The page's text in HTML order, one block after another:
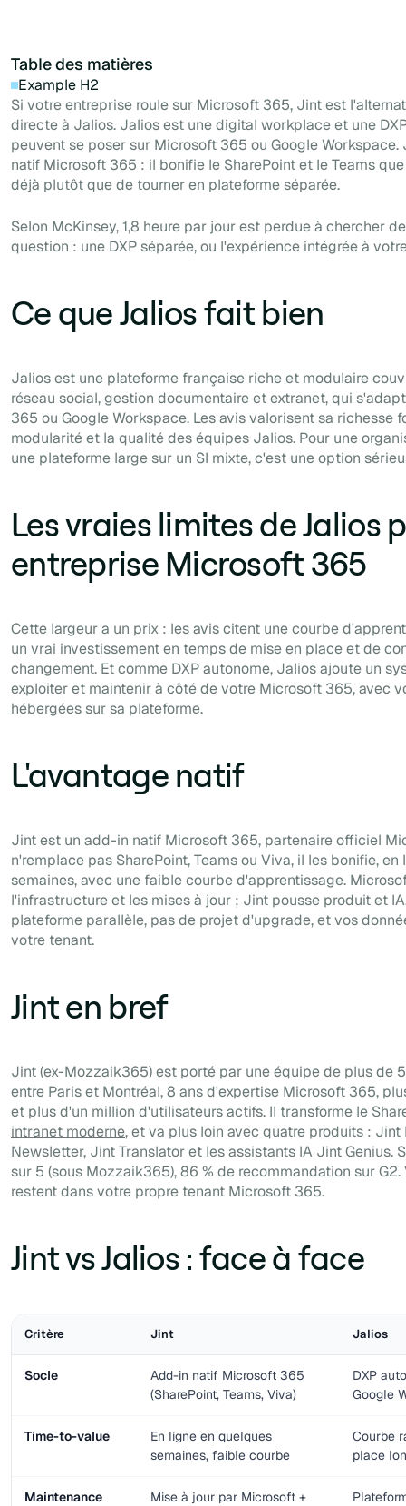
Table des matières
Example H2
Si votre entreprise roule sur Microsoft 365, Jint est
directe à Jalios. Jalios est une digital workplace et une
peuvent se poser sur Microsoft 365 ou Google
natif Microsoft 365 : il bonifie le SharePoint et le Teams
déjà plutôt que de tourner en plateforme séparée.
Selon McKinsey, 1,8 heure par jour est perdue à chercher
question : une DXP séparée, ou l'expérience intégrée à
Ce que Jalios fait bien
Jalios est une plateforme française riche et modulaire
réseau social, gestion documentaire et extranet, qui
365 ou Google Workspace. Les avis valorisent sa richesse
modularité et la qualité des équipes Jalios. Pour une
une plateforme large sur un SI mixte, c'est une option
Les vraies limites de Jalios
entreprise Microsoft 365
Cette largeur a un prix : les avis citent une courbe
un vrai investissement en temps de mise en place et de
changement. Et comme DXP autonome, Jalios ajoute un
exploiter et maintenir à côté de votre Microsoft 365, avec
hébergées sur sa plateforme.
L'avantage natif
Jint est un add-in natif Microsoft 365, partenaire officiel
n'remplace pas SharePoint, Teams ou Viva, il les bonifie,
semaines, avec une faible courbe d'apprentissage.
l'infrastructure et les mises à jour ; Jint pousse produit et
plateforme parallèle, pas de projet d'upgrade, et vos
votre tenant.
Jint en bref
Jint (ex-Mozzaik365) est porté par une équipe de plus de
entre Paris et Montréal, 8 ans d'expertise Microsoft 365,
et plus d'un million d'utilisateurs actifs. Il transforme le
intranet moderne, et va plus loin avec quatre produits :
Newsletter, Jint Translator et les assistants IA Jint Genius.
sur 5 (sous Mozzaik365), 86 % de recommandation sur G2.
restent dans votre propre tenant Microsoft 365.
Jint vs Jalios : face à face
Critère Jint Jalios
Socle
Add-in natif Microsoft 365
(SharePoint, Teams, Viva)
DXP
Google
Time-to-value
En ligne en quelques
semaines, faible courbe
Courbe
place
Maintenance
Mise à jour par Microsoft +